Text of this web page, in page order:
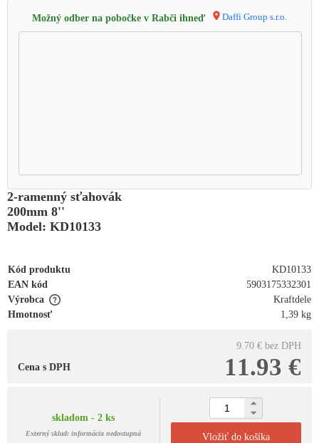
Možný odber na pobočke v Rabči ihneď Daffi Group s.r.o.
2-ramenný sťahovák
200mm 8''
Model: KD10133
Kód produktu
KD10133
EAN kód
5903175332301
Výrobca
Kraftdele
Hmotnosť
1,39 kg
9.70 € bez DPH
11.93 €
Cena s DPH
skladom - 2 ks
Externý sklad: informácia nedostupná Vložiť do košíka